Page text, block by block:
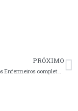
PRÓXIMO
Sindicato dos Enfermeiros completa 46 anos hoje